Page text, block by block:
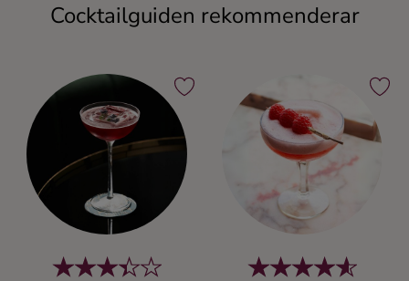
Cocktailguiden rekommenderar